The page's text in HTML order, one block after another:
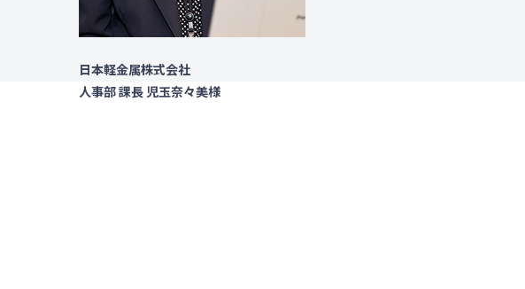
日本軽金属株式会社
人事部 課長 児玉奈々美様